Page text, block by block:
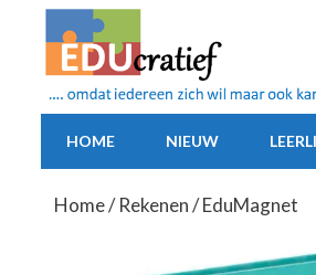
inhoud
HOME NIEUW
Home/Rekenen/ EduMagnet